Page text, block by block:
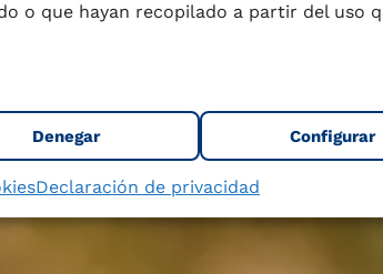
o que hayan recopilado a partir del uso
Denegar Configurar
Declaración de privacidad